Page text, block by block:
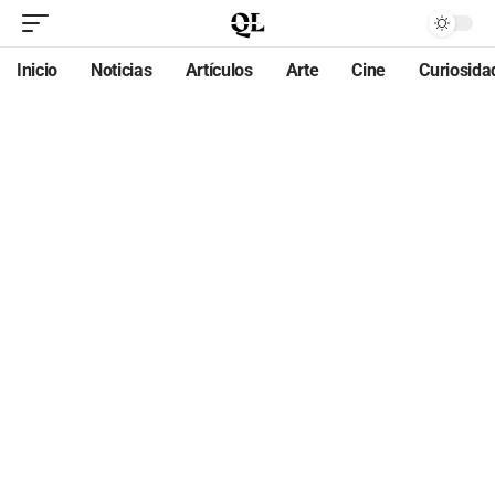
Inicio Noticias Artículos Arte Cine